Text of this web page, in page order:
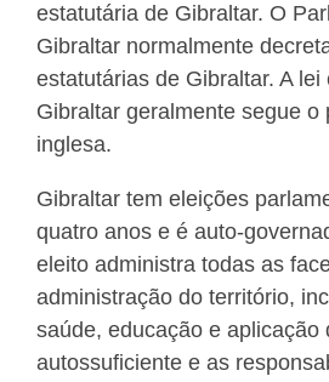
estatutária de Gibraltar. O
Gibraltar normalmente
estatutárias de Gibraltar. A lei
Gibraltar geralmente segue o
inglesa.
Gibraltar tem eleições
quatro anos e é auto-
eleito administra todas as
administração do território,
saúde, educação e aplicação
autossuficiente e as